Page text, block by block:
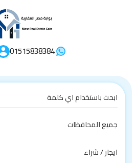
01515838384
جميع المحافظات
ايجار / شراء